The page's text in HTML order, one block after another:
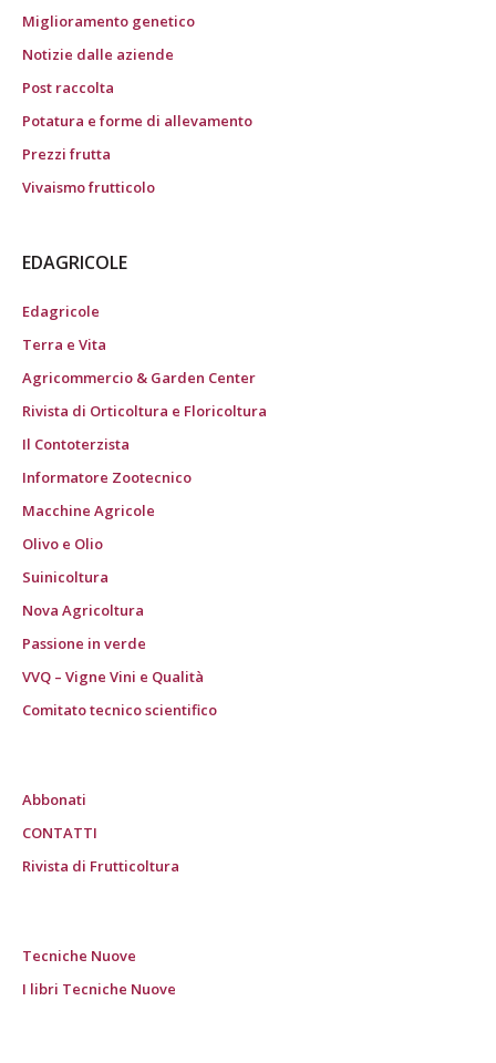
Miglioramento genetico
Notizie dalle aziende
Post raccolta
Potatura e forme di allevamento
Prezzi frutta
Vivaismo frutticolo
EDAGRICOLE
Edagricole
Terra e Vita
Agricommercio & Garden Center
Rivista di Orticoltura e Floricoltura
Il Contoterzista
Informatore Zootecnico
Macchine Agricole
Olivo e Olio
Suinicoltura
Nova Agricoltura
Passione in verde
VVQ – Vigne Vini e Qualità
Comitato tecnico scientifico
Abbonati
CONTATTI
Rivista di Frutticoltura
Tecniche Nuove
I libri Tecniche Nuove